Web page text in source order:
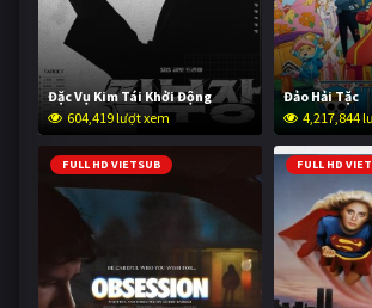
Đặc Vụ Kim Tái Khởi Động
604,419 lượt xem
Đảo Hải Tặc
4,217,844
FULL HD VIETSUB FULL HD